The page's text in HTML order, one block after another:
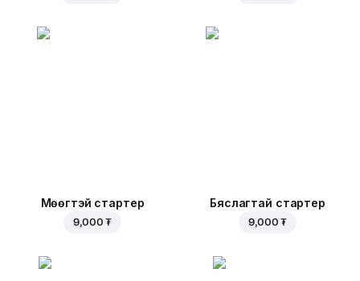
Мөөгтэй стартер
9,000 ₮
Бяслагтай стартер
9,000 ₮